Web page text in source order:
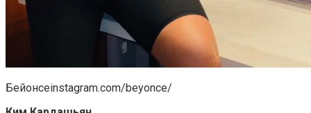
Бейонсеinstagram.com/beyonce/